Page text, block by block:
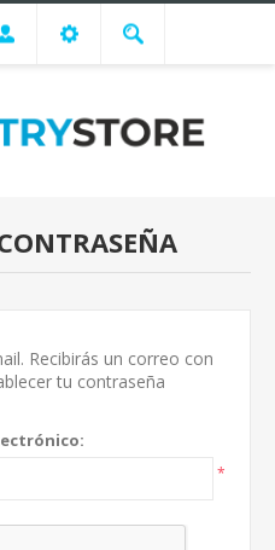
Recibirás un correo con
tu contraseña
*